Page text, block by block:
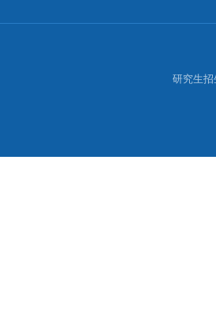
研究生招